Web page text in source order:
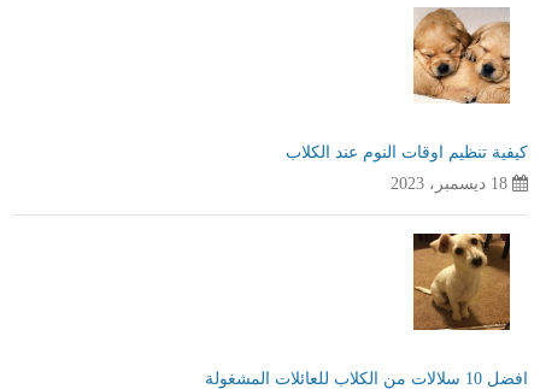
كيفية تنظيم اوقات النوم عند الكلاب
18 ديسمبر، 2023
افضل 10 سلالات من الكلاب للعائلات المشغولة